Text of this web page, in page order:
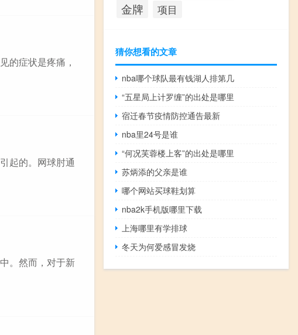
的症状是疼痛，
起的。网球肘通
。然而，对于新
金牌 项目
猜你想看的文章
nba哪个球队最有钱湖人排第几
“五星局上计罗缠”的出处是哪里
宿迁春节疫情防控通告最新
nba里24号是谁
“何况芙蓉楼上客”的出处是哪里
苏炳添的父亲是谁
哪个网站买球鞋划算
nba2k手机版哪里下载
上海哪里有学排球
冬天为何爱感冒发烧